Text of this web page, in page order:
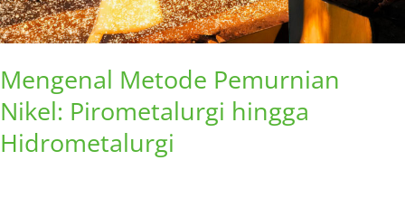
Mengenal Metode Pemurnian
Nikel: Pirometalurgi hingga
Hidrometalurgi